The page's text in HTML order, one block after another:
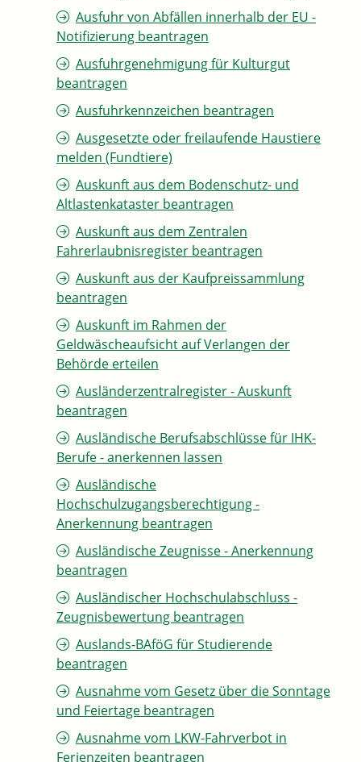
Ausfuhr von Abfällen innerhalb der EU -
Notifizierung beantragen
Ausfuhrgenehmigung für Kulturgut
beantragen
Ausfuhrkennzeichen beantragen
Ausgesetzte oder freilaufende Haustiere
melden (Fundtiere)
Auskunft aus dem Bodenschutz- und
Altlastenkataster beantragen
Auskunft aus dem Zentralen
Fahrerlaubnisregister beantragen
Auskunft aus der Kaufpreissammlung
beantragen
Auskunft im Rahmen der
Geldwäscheaufsicht auf Verlangen der
Behörde erteilen
Ausländerzentralregister - Auskunft
beantragen
Ausländische Berufsabschlüsse für IHK-
Berufe - anerkennen lassen
Ausländische
Hochschulzugangsberechtigung -
Anerkennung beantragen
Ausländische Zeugnisse - Anerkennung
beantragen
Ausländischer Hochschulabschluss -
Zeugnisbewertung beantragen
Auslands-BAföG für Studierende
beantragen
Ausnahme vom Gesetz über die Sonntage
und Feiertage beantragen
Ausnahme vom LKW-Fahrverbot in
Ferienzeiten beantragen